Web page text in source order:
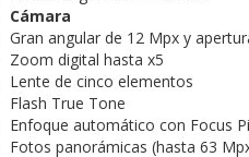
Cámara
Gran angular de 12 Mpx y
Zoom digital hasta x5
Lente de cinco elementos
Flash True Tone
Enfoque automático con Focus
Fotos panorámicas (hasta 63